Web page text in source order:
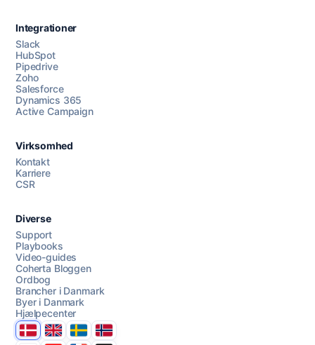
Chat med os
AI Campaign Assist
Integrationer
Slack
HubSpot
Pipedrive
Zoho
Salesforce
Dynamics 365
Active Campaign
Virksomhed
Kontakt
Karriere
CSR
Diverse
Support
Playbooks
Video-guides
Coherta Bloggen
Ordbog
Brancher i Danmark
Byer i Danmark
Hjælpecenter
DanmarkUnited Kingdom
SverigeNorge